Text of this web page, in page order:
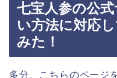
七宝人参の公
い方法に対応
みた！
多分、こちらのページ